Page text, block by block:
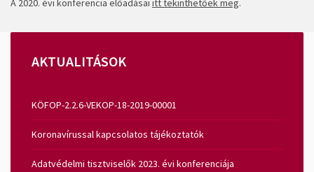
A 2020. évi konferencia előadásai itt tekinthetőek meg.
AKTUALITÁSOK
KÖFOP-2.2.6-VEKOP-18-2019-00001
Koronavírussal kapcsolatos tájékoztatók
Adatvédelmi tisztviselők 2023. évi konferenciája